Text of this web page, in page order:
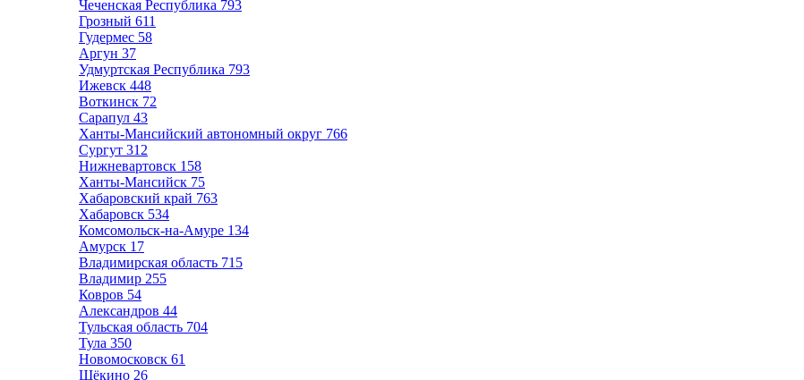
Чеченская Республика 793
Грозный 611
Гудермес 58
Аргун 37
Удмуртская Республика 793
Ижевск 448
Воткинск 72
Сарапул 43
Ханты-Мансийский автономный округ 766
Сургут 312
Нижневартовск 158
Ханты-Мансийск 75
Хабаровский край 763
Хабаровск 534
Комсомольск-на-Амуре 134
Амурск 17
Владимирская область 715
Владимир 255
Ковров 54
Александров 44
Тульская область 704
Тула 350
Новомосковск 61
Щёкино 26